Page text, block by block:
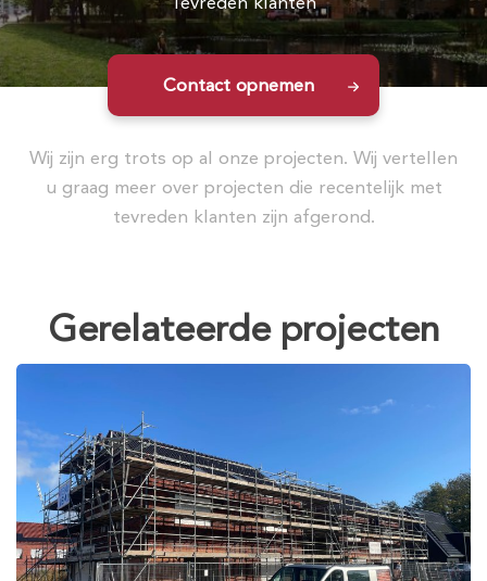
Contact opnemen
Wij zijn erg trots op al onze projecten. Wij vertellen
u graag meer over projecten die recentelijk met
tevreden klanten zijn afgerond.
Gerelateerde projecten